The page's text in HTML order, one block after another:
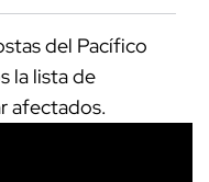
del Pacífico
la lista de
afectados.